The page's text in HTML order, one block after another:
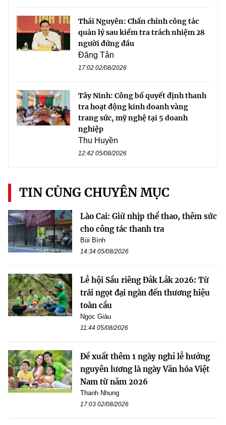
Thái Nguyên: Chấn chỉnh công tác
quản lý sau kiểm tra trách nhiệm 28
người đứng đầu
Đăng Tân
17:02 02/08/2026
Tây Ninh: Công bố quyết định thanh
tra hoạt động kinh doanh vàng
trang sức, mỹ nghệ tại 5 doanh
nghiệp
Thu Huyền
12:42 05/08/2026
TIN CÙNG CHUYÊN MỤC
Lào Cai: Giữ nhịp thể thao, thêm sức
cho công tác thanh tra
Bùi Bình
14:34 05/08/2026
Lễ hội Sầu riêng Đắk Lắk 2026: Từ
trái ngọt đại ngàn đến thương hiệu
toàn cầu
Ngọc Giàu
11:44 05/08/2026
Đề xuất thêm 1 ngày nghỉ lễ hưởng
nguyên lương là ngày Văn hóa Việt
Nam từ năm 2026
Thanh Nhung
17:03 02/08/2026